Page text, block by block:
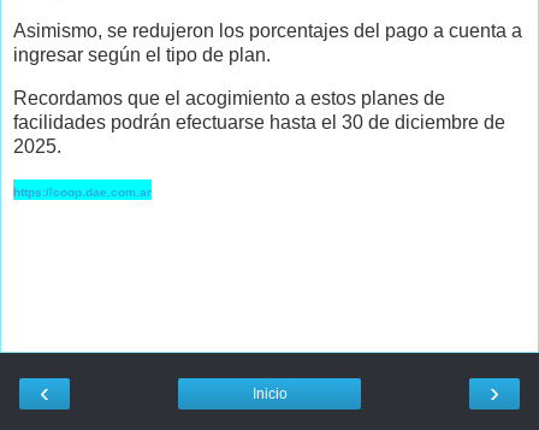
Asimismo, se redujeron los porcentajes del pago a cuenta a
ingresar según el tipo de plan.
Recordamos que el acogimiento a estos planes de
facilidades podrán efectuarse hasta el 30 de diciembre de
2025.
https://coop.dae.com.ar
‹ ›
Inicio